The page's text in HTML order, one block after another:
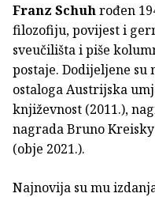
Franz Schuhrođen
filozofiju, povijest i
sveučilišta i piše
postaje. Dodijeljene
ostaloga Austrijska
književnost (2011.),
nagrada Bruno
(obje 2021.).
Najnovija su mu